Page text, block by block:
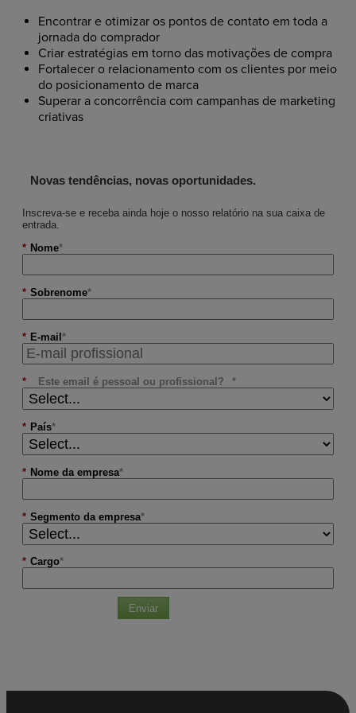
Encontrar e otimizar os pontos de contato em toda a
jornada do comprador
Criar estratégias em torno das motivações de compra
Fortalecer o relacionamento com os clientes por meio
do posicionamento de marca
Superar a concorrência com campanhas de marketing
criativas
Novas tendências, novas oportunidades.
Inscreva-se e receba ainda hoje o nosso relatório na sua caixa de
entrada.
* Nome
* Sobrenome
* E-mail
* Este email é pessoal ou profissional?
* País
* Nome da empresa
* Segmento da empresa
* Cargo
Enviar